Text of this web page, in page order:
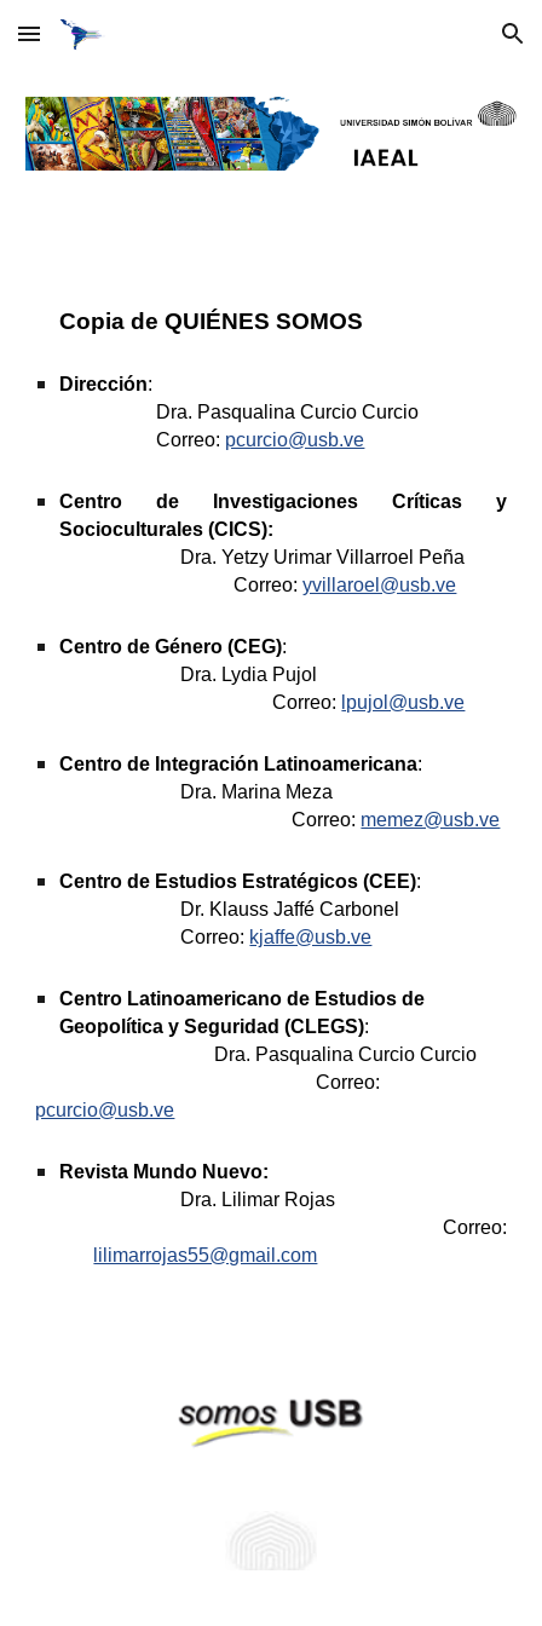
Skip to main content Skip to navigation
Copia de QUIÉNES SOMOS
Dirección:
Dra. Pasqualina Curcio Curcio
Correo: pcurcio@usb.ve
Centro de Investigaciones Críticas y
Socioculturales (CICS):
Dra. Yetzy Urimar Villarroel Peña
Correo:yvillaroel@usb.ve
Centro de Género (CEG):
Dra. Lydia Pujol
Correo: lpujol@usb.ve
Centro de Integración Latinoamericana:
Dra. Marina Meza
Correo: memez@usb.ve
Centro de Estudios Estratégicos (CEE):
Dr. Klauss Jaffé Carbonel
Correo: kjaffe@usb.ve
Centro Latinoamericano de Estudios de
Geopolítica y Seguridad (CLEGS):
Dra. Pasqualina Curcio Curcio
pcurcio@usb.ve
Revista Mundo Nuevo:
Dra. Lilimar Rojas
Correo:
lilimarrojas55@gmail.com